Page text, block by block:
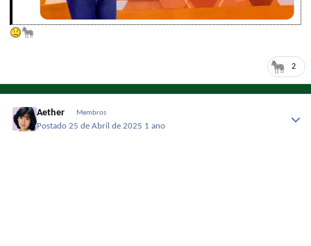
2
Aether Membros
Postado25 de Abril de 2025 1 ano